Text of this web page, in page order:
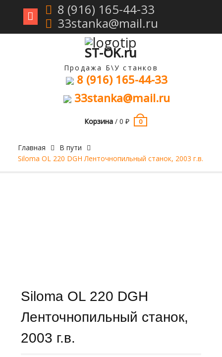
Перейти
8 (916) 165-44-33
33stanka@mail.ru
ST-OK.ru
Продажа Б\У станков
8 (916) 165-44-33
33stanka@mail.ru
Корзина/ 0 ₽ 0
Главная
В пути
Siloma OL 220 DGH Ленточнопильный станок, 2003 г.в.
Siloma OL 220 DGH
Ленточнопильный станок,
2003 г.в.